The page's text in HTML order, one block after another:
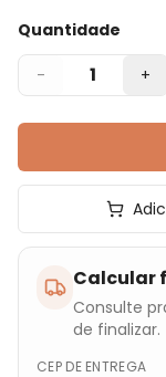
Quantidade
- 1 +
Calcular
Consulte
de finalizar.
CEP DE ENTREGA